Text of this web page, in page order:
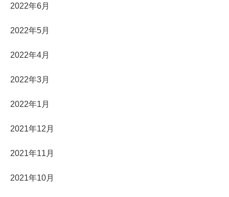
2022年6月
2022年5月
2022年4月
2022年3月
2022年1月
2021年12月
2021年11月
2021年10月